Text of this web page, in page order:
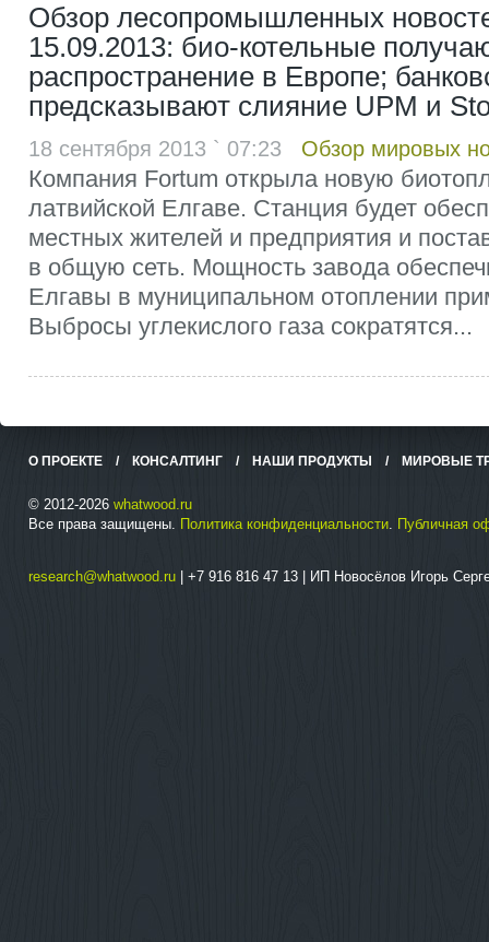
Обзор лесопромышленных
15.09.2013: био-котельные
распространение в Европе;
предсказывают слияние UPM и
18 сентября 2013 ` 07:23 Обзор мировых
Компания Fortum открыла новую
латвийской Елгаве. Станция будет
местных жителей и предприятия и
в общую сеть. Мощность завода
Елгавы в муниципальном отоплении
Выбросы углекислого газа сократятся...
О ПРОЕКТЕ / КОНСАЛТИНГ / НАШИ ПРОДУКТЫ / МИРОВЫЕ
© 2012-2026 whatwood.ru
Все права защищены. Политика конфиденциальности. Публичная
research@whatwood.ru | +7 916 816 47 13 | ИП Новосёлов Игорь